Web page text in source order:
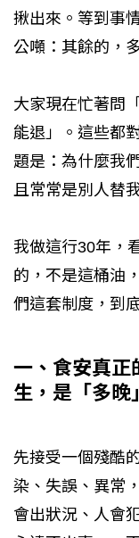
揪出來。等到事
公噸：其餘的，
大家現在忙著問
能退」。這些都
題是：為什麼我
且常常是別人替
我做這行30年，
的，不是這桶油
們這套制度，到
一、食安真正
生，是「多晚
先接受一個殘酷
染、失誤、異常
會出狀況、人會